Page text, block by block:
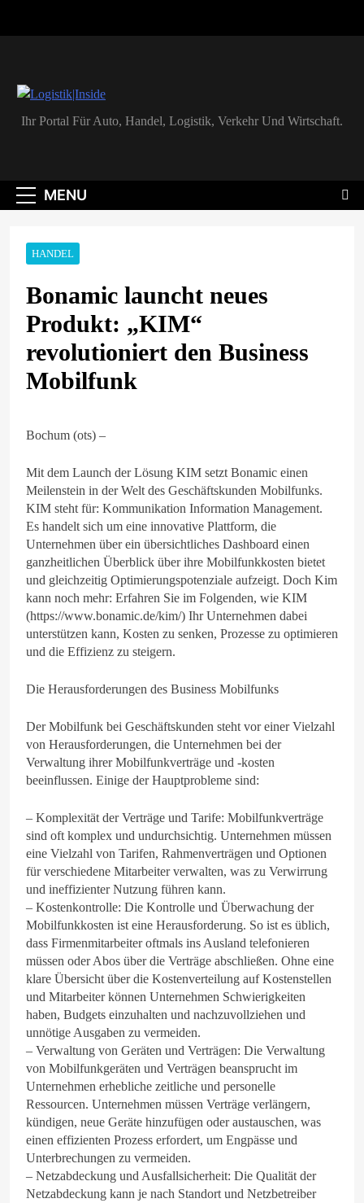
Logistik|Inside
Ihr Portal Für Auto, Handel, Logistik, Verkehr Und Wirtschaft.
MENU
HANDEL
Bonamic launcht neues
Produkt: „KIM“
revolutioniert den Business
Mobilfunk
Bochum (ots) –
Mit dem Launch der Lösung KIM setzt Bonamic einen
Meilenstein in der Welt des Geschäftskunden Mobilfunks.
KIM steht für: Kommunikation Information Management.
Es handelt sich um eine innovative Plattform, die
Unternehmen über ein übersichtliches Dashboard einen
ganzheitlichen Überblick über ihre Mobilfunkkosten bietet
und gleichzeitig Optimierungspotenziale aufzeigt. Doch Kim
kann noch mehr: Erfahren Sie im Folgenden, wie KIM
(https://www.bonamic.de/kim/) Ihr Unternehmen dabei
unterstützen kann, Kosten zu senken, Prozesse zu optimieren
und die Effizienz zu steigern.
Die Herausforderungen des Business Mobilfunks
Der Mobilfunk bei Geschäftskunden steht vor einer Vielzahl
von Herausforderungen, die Unternehmen bei der
Verwaltung ihrer Mobilfunkverträge und -kosten
beeinflussen. Einige der Hauptprobleme sind:
– Komplexität der Verträge und Tarife: Mobilfunkverträge
sind oft komplex und undurchsichtig. Unternehmen müssen
eine Vielzahl von Tarifen, Rahmenverträgen und Optionen
für verschiedene Mitarbeiter verwalten, was zu Verwirrung
und ineffizienter Nutzung führen kann.
– Kostenkontrolle: Die Kontrolle und Überwachung der
Mobilfunkkosten ist eine Herausforderung. So ist es üblich,
dass Firmenmitarbeiter oftmals ins Ausland telefonieren
müssen oder Abos über die Verträge abschließen. Ohne eine
klare Übersicht über die Kostenverteilung auf Kostenstellen
und Mitarbeiter können Unternehmen Schwierigkeiten
haben, Budgets einzuhalten und nachzuvollziehen und
unnötige Ausgaben zu vermeiden.
– Verwaltung von Geräten und Verträgen: Die Verwaltung
von Mobilfunkgeräten und Verträgen beansprucht im
Unternehmen erhebliche zeitliche und personelle
Ressourcen. Unternehmen müssen Verträge verlängern,
kündigen, neue Geräte hinzufügen oder austauschen, was
einen effizienten Prozess erfordert, um Engpässe und
Unterbrechungen zu vermeiden.
– Netzabdeckung und Ausfallsicherheit: Die Qualität der
Netzabdeckung kann je nach Standort und Netzbetreiber